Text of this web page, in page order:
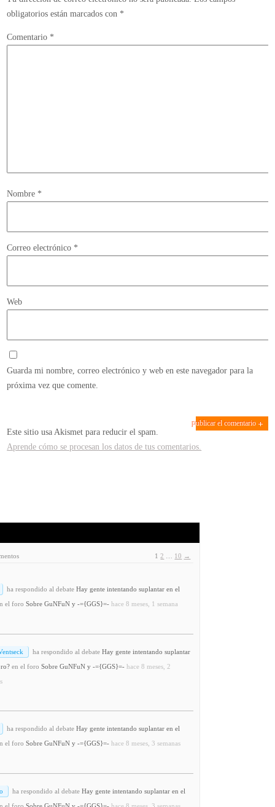
obligatorios están marcados con *
Comentario *
Nombre *
Correo electrónico *
Web
Guarda mi nombre, correo electrónico y web en este navegador para la
próxima vez que comente.
Este sitio usa Akismet para reducir el spam.
Aprende cómo se procesan los datos de tus comentarios.
1 2 10 →
ha respondido al debate Hay gente intentando suplantar en el
el foro Sobre GuNFuN y -={GGS}=- hace 8 meses, 1 semana
ha respondido al debate Hay gente intentando suplantar
en el foro Sobre GuNFuN y -={GGS}=- hace 8 meses, 2
ha respondido al debate Hay gente intentando suplantar en el
el foro Sobre GuNFuN y -={GGS}=- hace 8 meses, 3 semanas
ha respondido al debate Hay gente intentando suplantar en el